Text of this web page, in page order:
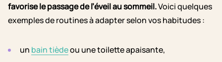
favorise le passage de l’éveil au sommeil.Voici quelques
exemples de routines à adapter selon vos habitudes :
un bain tièdeou une toilette apaisante,